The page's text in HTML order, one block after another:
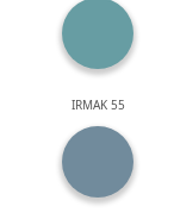
IRMAK 55